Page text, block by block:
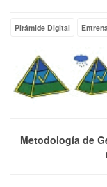
Pirámide Digital
Metodología de